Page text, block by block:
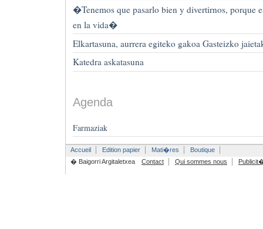
�Tenemos que pasarlo bien y divertirnos, porque
en la vida�
Elkartasuna, aurrera egiteko gakoa Gasteizko
Katedra askatasuna
Agenda
Farmaziak
Accueil Edition papier Mati�res
Boutique
� Baigorri Argitaletxea
Contact Qui sommes nous